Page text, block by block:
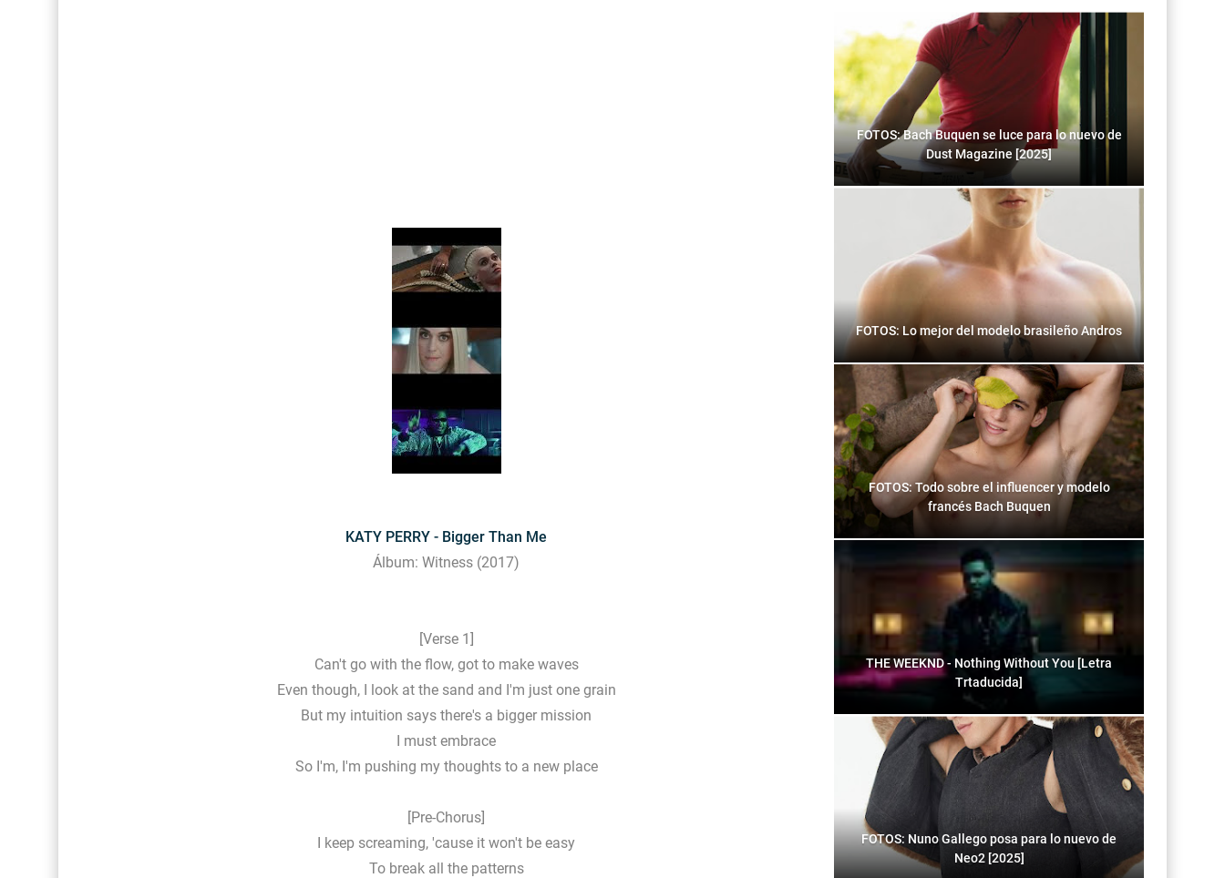
KATY PERRY - Bigger Than Me
Álbum: Witness (2017)
[Verse 1]
Can't go with the flow, got to make waves
Even though, I look at the sand and I'm just one grain
But my intuition says there's a bigger mission
I must embrace
So I'm, I'm pushing my thoughts to a new place
[Pre-Chorus]
I keep screaming, 'cause it won't be easy
To break all the patterns
FOTOS: Bach Buquen se luce para lo nuevo de
Dust Magazine [2025]
FOTOS: Lo mejor del modelo brasileño Andros
FOTOS: Todo sobre el influencer y modelo
francés Bach Buquen
THE WEEKND - Nothing Without You [Letra
Trtaducida]
FOTOS: Nuno Gallego posa para lo nuevo de
Neo2 [2025]